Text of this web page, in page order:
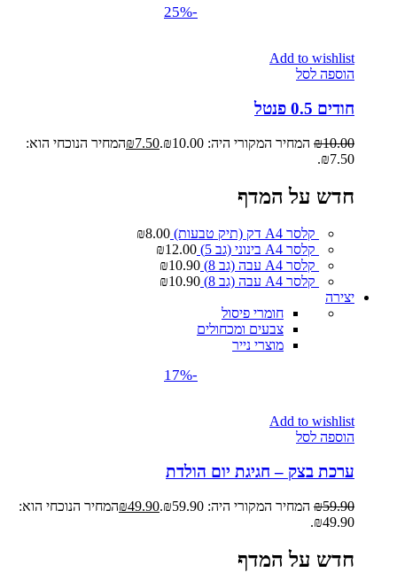
-25%
Add to wishlist
הוספה לסל
חודים 0.5 פנטל
₪10.00 המחיר המקורי היה: ₪10.00. ₪7.50
המחיר הנוכחי הוא:
₪7.50.
חדש על המדף
קלסר A4 דק (תיק טבעות) ₪8.00
קלסר A4 בינוני (גב 5)
₪12.00
קלסר A4 עבה (גב 8)
₪10.90
קלסר A4 עבה (גב 8)
₪10.90
יצירה
חומרי פיסול
צבעים ומכחולים
מוצרי נייר
-17%
Add to wishlist
הוספה לסל
ערכת בצק – חגיגת יום הולדת
₪59.90 המחיר המקורי היה: ₪59.90. ₪49.90
המחיר הנוכחי הוא:
₪49.90.
חדש על המדף